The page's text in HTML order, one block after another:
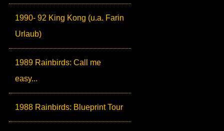
1990- 92 King Kong (u.a. Farin
Urlaub)
1989 Rainbirds: Call me
easy...
1988 Rainbirds: Blueprint Tour